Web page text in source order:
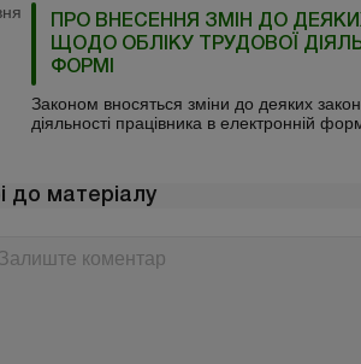
ПРО ВНЕСЕННЯ ЗМІН ДО
ЩОДО ОБЛІКУ ТРУДОВОЇ
ФОРМІ
Законом вносяться зміни до деяких
діяльності працівника в електронній
до матеріалу